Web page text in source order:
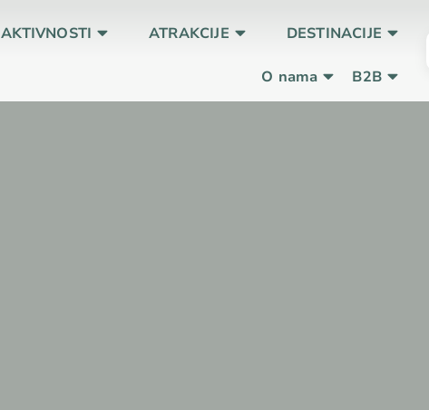
AKTIVNOSTI ATRAKCIJE DESTINACIJE
O nama B2B